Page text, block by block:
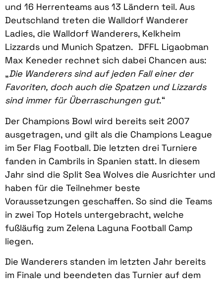
und 16 Herrenteams aus 13 Ländern teil. Aus
Deutschland treten die Walldorf Wanderer
Ladies, die Walldorf Wanderers, Kelkheim
Lizzards und Munich Spatzen. DFFL Ligaobman
Max Keneder rechnet sich dabei Chancen aus:
„Die Wanderers sind auf jeden Fall einer der
Favoriten, doch auch die Spatzen und Lizzards
sind immer für Überraschungen gut.“
Der Champions Bowl wird bereits seit 2007
ausgetragen, und gilt als die Champions League
im 5er Flag Football. Die letzten drei Turniere
fanden in Cambrils in Spanien statt. In diesem
Jahr sind die Split Sea Wolves die Ausrichter und
haben für die Teilnehmer beste
Voraussetzungen geschaffen. So sind die Teams
in zwei Top Hotels untergebracht, welche
fußläufig zum Zelena Laguna Football Camp
liegen.
Die Wanderers standen im letzten Jahr bereits
im Finale und beendeten das Turnier auf dem